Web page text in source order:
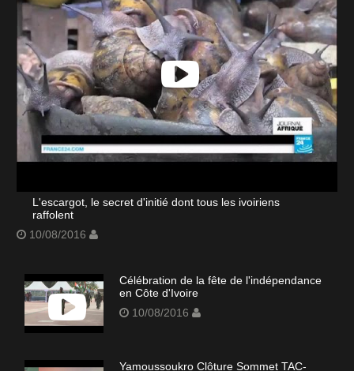
L'escargot, le secret d'initié dont tous les ivoiriens
raffolent
10/08/2016
Célébration de la fête de l'indépendance
en Côte d'Ivoire
10/08/2016
Yamoussoukro Clôture Sommet TAC-